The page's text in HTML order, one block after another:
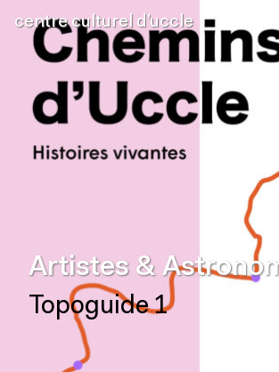
centre culturel d’uccle
Artistes &
Topoguide 1